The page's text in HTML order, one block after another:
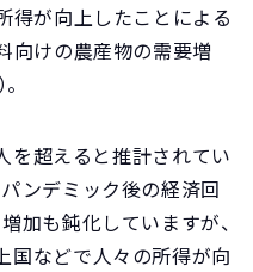
得が向上したことによる
向けの農産物の需要増
を超えると推計されてい
ンデミック後の経済回
加も鈍化していますが、
国などで人々の所得が向